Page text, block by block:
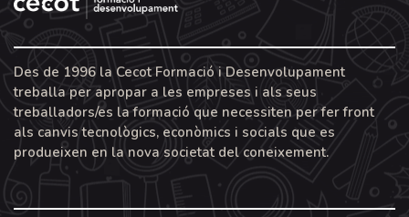
Des de 1996 la Cecot Formació i Desenvolupament
treballa per apropar a les empreses i als seus
treballadors/es la formació que necessiten per fer front
als canvis tecnològics, econòmics i socials que es
produeixen en la nova societat del coneixement.